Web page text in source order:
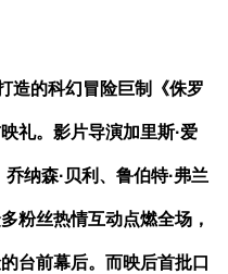
的科幻冒险巨制《侏罗
礼。影片导演加里斯·爱
纳森·贝利、鲁伯特·弗兰
粉丝热情互动点燃全场，
台前幕后。而映后首批口